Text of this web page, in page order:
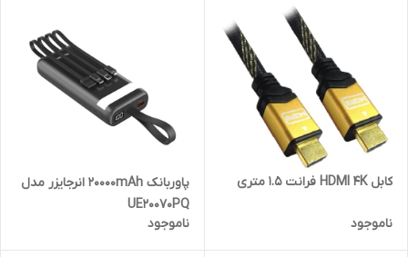
کابل HDMI 4K فرانت 1.5 متری
ناموجود
پاوربانک 20000mAh انرجایزر مدل
UE20070PQ
ناموجود